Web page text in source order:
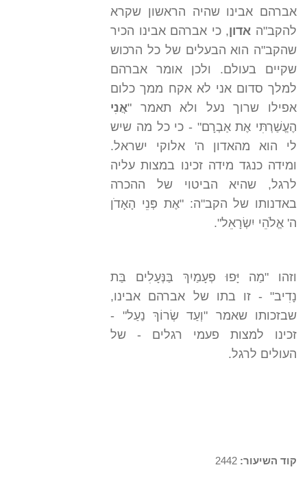
אברהם אבינו שהיה הראשון שקרא
להקב"ה אדון, כי אברהם אבינו הכיר
שהקב"ה הוא הבעלים של כל הרכוש
שקיים בעולם. ולכן אומר אברהם
למלך סדום אני לא אקח ממך כלום
אפילו שרוך נעל ולא תאמר "אֲנִי
הֶעֱשַׁרְתִּי אֶת אַבְרָם" - כי כל מה שיש
לי הוא מהאדון ה' אלוקי ישראל.
ומידה כנגד מידה זכינו במצות עליה
לרגל, שהיא הביטוי של ההכרה
באדנותו של הקב"ה: "אֶת פְּנֵי הָאָדֹן
ה' אֱלֹהֵי יִשְׂרָאֵל".
וזהו "מַה יָּפוּ פְעָמַיִךְ בַּנְּעָלִים בַּת
נָדִיב" - זו בתו של אברהם אבינו,
שבזכותו שאמר "וְעַד שְׂרוֹךְ נַעַל" -
זכינו למצות פעמי רגלים - של
העולים לרגל.
קוד השיעור: